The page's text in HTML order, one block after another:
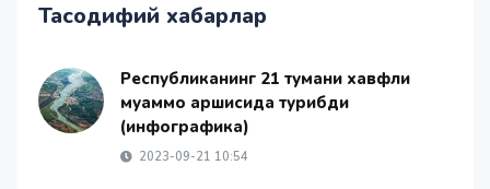
Тасодифий хабарлар
Республиканинг 21 тумани хавфли
муаммо қаршисида турибди
(инфографика)
2023-09-21 10:54